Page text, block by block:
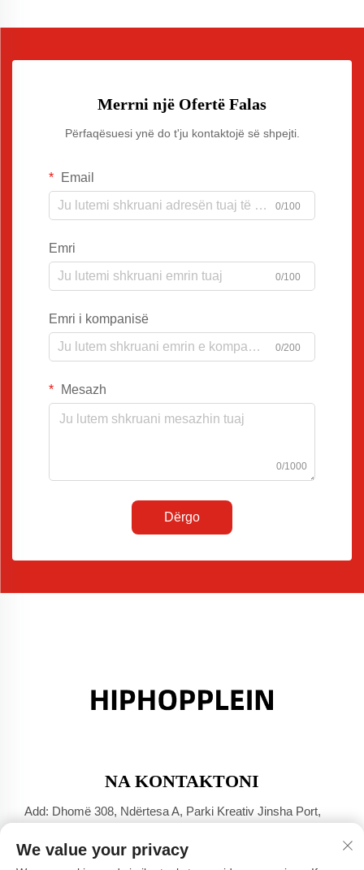
Merrni një Ofertë Falas
Përfaqësuesi ynë do t'ju kontaktojë së shpejti.
Email
0/100
Emri
0/100
Emri i kompanisë
0/200
Mesazh
0/1000
Dërgo
NA KONTAKTONI
Add: Dhomë 308, Ndërtesa A, Parki Kreativ Jinsha Port,
Tel: +86-17304049586
We value your privacy